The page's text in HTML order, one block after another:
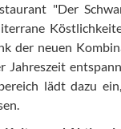
"Der
der neuen
Jahreszeit
lädt dazu